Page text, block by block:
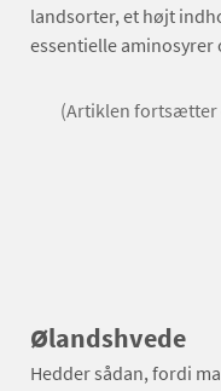
landsorter, et højt
essentielle aminosyrer
(Artiklen fortsætter
Ølandshvede
Hedder sådan, fordi